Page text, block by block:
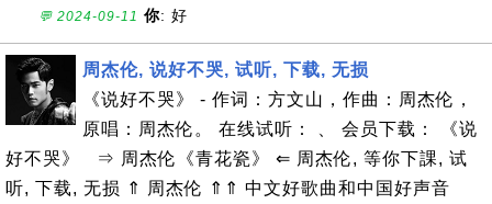
💬 2024-09-11 你: 好
周杰伦, 说好不哭, 试听, 下载, 无损
《说好不哭》 - 作词：方文山，作曲：周杰伦，
原唱：周杰伦。 在线试听： 、 会员下载： 《说
好不哭》 ⇒ 周杰伦《青花瓷》 ⇐ 周杰伦, 等你下課, 试
听, 下载, 无损 ⇑ 周杰伦 ⇑⇑ 中文好歌曲和中国好声音